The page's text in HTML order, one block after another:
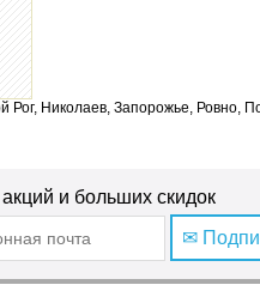
Николаев, Запорожье, Ровно,
и больших скидок
✉